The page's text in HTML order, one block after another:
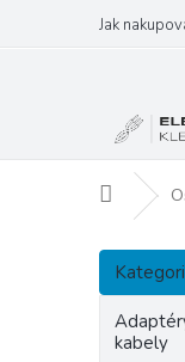
obsah
Jak
Domů
P
s
Přeskočit
kategorie
kabely